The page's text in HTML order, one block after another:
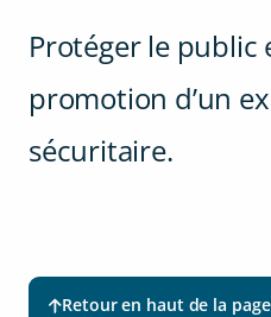
Protéger le public
promotion d’un
sécuritaire.
Retour en haut de la page